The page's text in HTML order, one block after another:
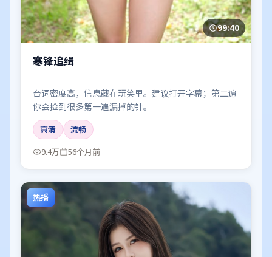
99:40
寒锋追缉
台词密度高，信息藏在玩笑里。建议打开字幕；第二遍
你会捡到很多第一遍漏掉的针。
高清
流畅
9.4万
56个月前
热播